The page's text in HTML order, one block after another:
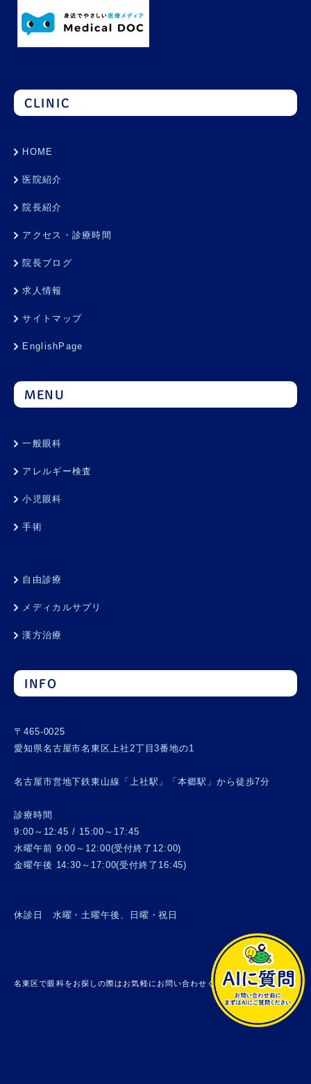
CLINIC
HOME
医院紹介
院長紹介
アクセス・診療時間
院長ブログ
求人情報
サイトマップ
EnglishPage
MENU
一般眼科
アレルギー検査
小児眼科
手術
自由診療
メディカルサプリ
漢方治療
INFO
〒465-0025
愛知県名古屋市名東区上社2丁目3番地の1
名古屋市営地下鉄東山線「上社駅」「本郷駅」から徒歩7分
診療時間
9:00～12:45 / 15:00～17:45
水曜午前 9:00～12:00(受付終了12:00)
金曜午後 14:30～17:00(受付終了16:45)
休診日 水曜・土曜午後、日曜・祝日
名東区で眼科をお探しの際はお気軽にお問い合わせください。 © 上社眼科